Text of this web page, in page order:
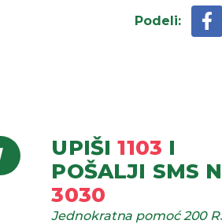
Podeli:
UPIŠI 1103 I
POŠALJI SMS
3030
Jednokratna pomoć200